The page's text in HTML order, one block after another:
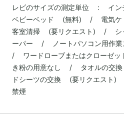
レビのサイズの測定単位 :
ベビーベッド (無料) / 電気
客室清掃 (要リクエスト) / シ
ーパー / ノートパソコン用作
/ ワードローブまたはクローゼ
き粉の用意なし / タオルの交
ドシーツの交換 (要リクエス
禁煙